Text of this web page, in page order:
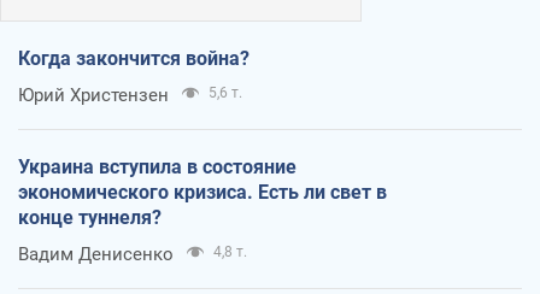
Когда закончится война?
Юрий Христензен 5,6 т.
Украина вступила в состояние
экономического кризиса. Есть ли свет в
конце туннеля?
Вадим Денисенко 4,8 т.